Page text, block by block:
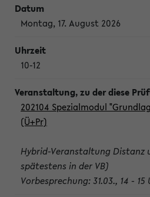
Montag, 17. August 2026
10-12
202104 Spezialmodul
(Ü+Pr)
Hybrid-Veranstaltung Distanz
spätestens in der VB)
Vorbesprechung: 31.03., 14 - 15